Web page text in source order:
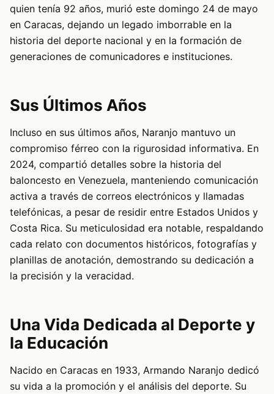
quien tenía 92 años, murió este domingo 24 de mayo
en Caracas, dejando un legado imborrable en la
historia del deporte nacional y en la formación de
generaciones de comunicadores e instituciones.
Sus Últimos Años
Incluso en sus últimos años, Naranjo mantuvo un
compromiso férreo con la rigurosidad informativa. En
2024, compartió detalles sobre la historia del
baloncesto en Venezuela, manteniendo comunicación
activa a través de correos electrónicos y llamadas
telefónicas, a pesar de residir entre Estados Unidos y
Costa Rica. Su meticulosidad era notable, respaldando
cada relato con documentos históricos, fotografías y
planillas de anotación, demostrando su dedicación a
la precisión y la veracidad.
Una Vida Dedicada al Deporte y
la Educación
Nacido en Caracas en 1933, Armando Naranjo dedicó
su vida a la promoción y el análisis del deporte. Su